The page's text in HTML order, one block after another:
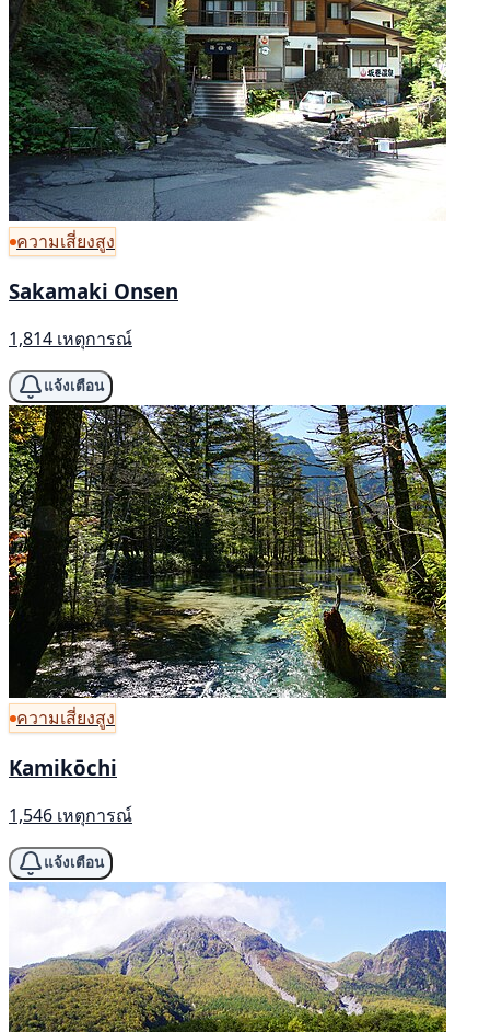
ความเสี่ยงสูง
Sakamaki Onsen
1,814 เหตุการณ์
แจ้งเตือน
ความเสี่ยงสูง
Kamikōchi
1,546 เหตุการณ์
แจ้งเตือน